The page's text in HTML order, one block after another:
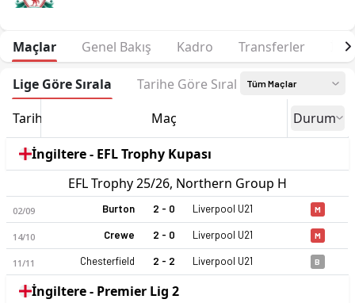
Maçlar Genel Bakış Kadro Transferler
Lige Göre Sırala Tarihe Göre Sırala Tüm Maçlar
Tarih Maç Durum
İngiltere - EFL Trophy Kupası
EFL Trophy 25/26, Northern Group H
02/09 Burton 2 - 0 Liverpool U21 M
14/10 Crewe 2 - 0 Liverpool U21 M
11/11 Chesterfield 2 - 2 Liverpool U21 B
İngiltere - Premier Lig 2